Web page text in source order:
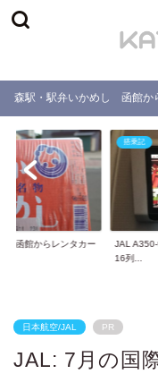
森駅・駅弁いかめし 函館か
函館からレンタカー
搭乗記
JAL
16列...
日本航空/JAL PR
JAL: 7月の国